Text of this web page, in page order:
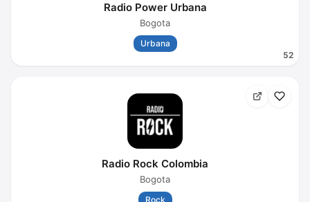
52
Radio Power Urbana
Bogota
Urbana
Radio Rock Colombia
Bogota
Rock